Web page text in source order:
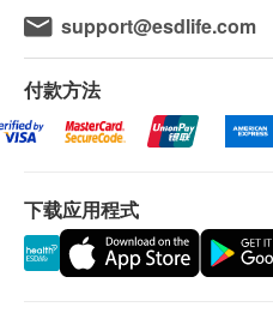
使用方法
每日服用2-3粒，建议随餐
使用者建议先从1粒开始
量。
产品适合成年人使用，
生后使用。
请勿超过建议剂量，置
将会延迟。
所有订单须视乎相关
认。 倘若健康网购
单上的货品，健康网
退换条款：
当顾客收取已订购之货
support@esdlife.com
付款方法
下载应用程式